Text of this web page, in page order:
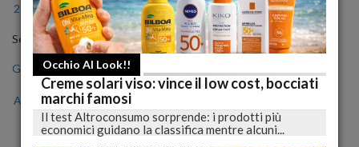
2023 2024 2025 2026
Seleziona il mese
Gen Feb Mar
Ago Set Ott
Occhio Al Look!!
Creme solari viso: vince il low cost, bocciati
marchi famosi
Il test Altroconsumo sorprende: i prodotti più
economici guidano la classifica mentre alcuni...